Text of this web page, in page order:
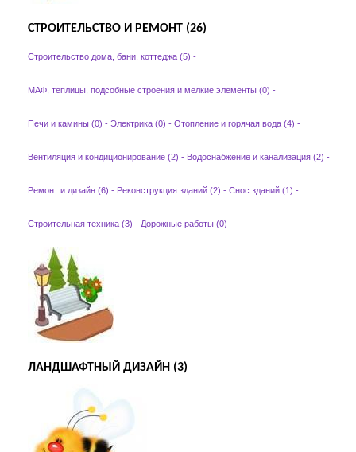
СТРОИТЕЛЬСТВО И РЕМОНТ (26)
Строительство дома, бани, коттеджа (5) -
МАФ, теплицы, подсобные строения и мелкие элементы (0) -
Печи и камины (0) - Электрика (0) - Отопление и горячая вода (4) -
Вентиляция и кондиционирование (2) - Водоснабжение и канализация (2) -
Ремонт и дизайн (6) - Реконструкция зданий (2) - Снос зданий (1) -
Строительная техника (3) - Дорожные работы (0)
ЛАНДШАФТНЫЙ ДИЗАЙН (3)